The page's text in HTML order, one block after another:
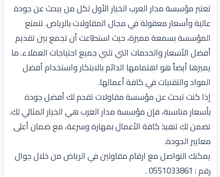
تعتبر مؤسسة مدار العرب الخيار الأول لكل من يبحث عن جودة
عالية وأسعار معقولة في مجال المقاولات بالرياض. تتمتع
المؤسسة بسمعة مميزة، حيث استطاعت أن تجمع بين تقديم
أفضل الأسعار والخدمات التي تلبي جميع احتياجات العملاء. ما
يميزها أيضاً هو اهتمامها الدائم بالابتكار واستخدام أفضل
المواد والتقنيات في كافة أعمالها.
إذا كنت تبحث عن مؤسسة مقاولات تقدم لك أفضل جودة
بأسعار مناسبة، فإن مؤسسة مدار العرب هي الخيار المثالي لك.
تضمن لك تنفيذ كافة الأعمال بمهارة وسرعة، مع ضمان أعلى
معايير الجودة.
يمكنك التواصل مع ارقام مقاولين في الرياض من خلال جوال
رقم : 0551033861 .